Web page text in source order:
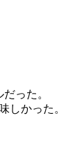
った。
しかった。